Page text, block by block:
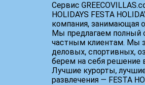
Сервис
HOLIDAYS FESTA
компания, занимающая
Мы предлагаем полный
частным клиентам. Мы
деловых, спортивных,
берем на себя решение
Лучшие курорты,
развлечения — FESTA